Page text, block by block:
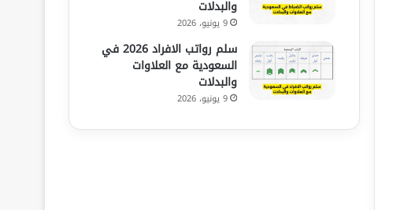
والبدلات
9 يونيو، 2026
سلم رواتب الافراد 2026 في
السعودية مع العلاوات
والبدلات
9 يونيو، 2026